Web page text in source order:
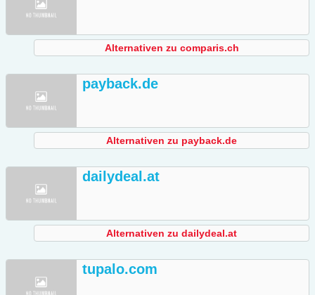
Alternativen zu comparis.ch
payback.de
Alternativen zu payback.de
dailydeal.at
Alternativen zu dailydeal.at
tupalo.com